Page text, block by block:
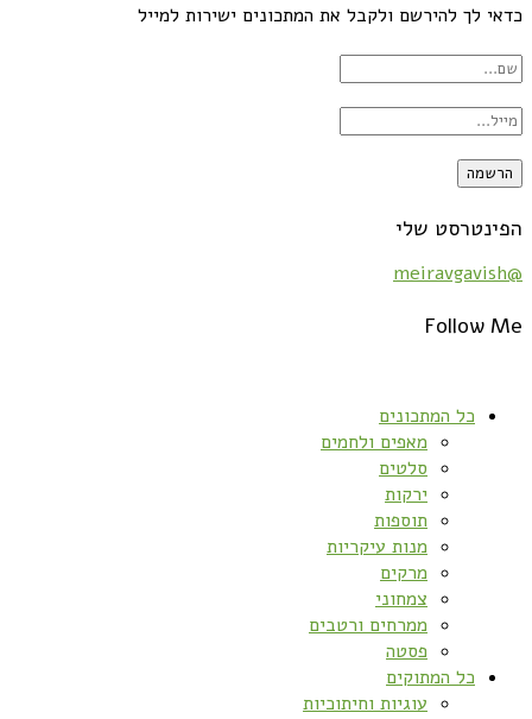
כדאי לך להירשם ולקבל את המתכונים ישירות למייל
הפינטרסט שלי
@meiravgavish
Follow Me
כל המתכונים
מאפים ולחמים
סלטים
ירקות
תוספות
מנות עיקריות
מרקים
צמחוני
ממרחים ורטבים
פסטה
כל המתוקים
עוגיות וחיתוכיות